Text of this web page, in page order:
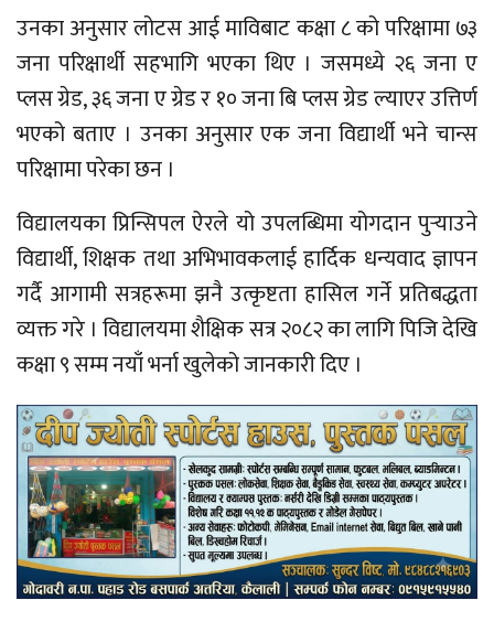
उनका अनुसार लोटस आई माविबाट कक्षा ८ को परिक्षामा ७३
जना परिक्षार्थी सहभागि भएका थिए । जसमध्ये २६ जना ए
प्लस ग्रेड, ३६ जना ए ग्रेड र १० जना बि प्लस ग्रेड ल्याएर उत्तिर्ण
भएको बताए । उनका अनुसार एक जना विद्यार्थी भने चान्स
परिक्षामा परेका छन ।
विद्यालयका प्रिन्सिपल ऐरले यो उपलब्धिमा योगदान पुर्‍याउने
विद्यार्थी, शिक्षक तथा अभिभावकलाई हार्दिक धन्यवाद ज्ञापन
गर्दै आगामी सत्रहरूमा झनै उत्कृष्टता हासिल गर्ने प्रतिबद्धता
व्यक्त गरे । विद्यालयमा शैक्षिक सत्र २०८२ का लागि पिजि देखि
कक्षा ९ सम्म नयाँ भर्ना खुलेको जानकारी दिए ।